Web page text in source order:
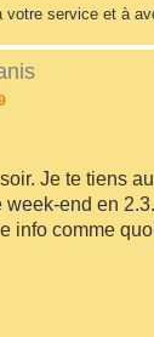
votre service et à
Je te tiens
end en
info comme